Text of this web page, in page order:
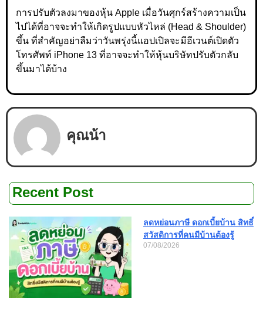
การปรับตัวลงมาของหุ้น Apple เมื่อวันศุกร์สร้างความเป็น
ไปได้ที่อาจจะทำให้เกิดรูปแบบหัวไหล่ (Head & Shoulder)
ขึ้น ที่สำคัญอย่าลืมว่าวันพรุ่งนี้แอปเปิลจะมีอีเวนต์เปิดตัว
โทรศัพท์ iPhone 13 ที่อาจจะทำให้หุ้นบริษัทปรับตัวกลับ
ขึ้นมาได้บ้าง
คุณน้า
Recent Post
ลดหย่อนภาษี ดอกเบี้ยบ้าน สิทธิ์
สวัสดิการที่คนมีบ้านต้องรู้
07/08/2026